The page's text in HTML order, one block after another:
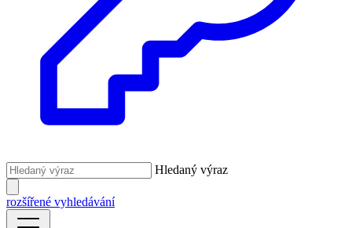
Hledaný výraz
rozšířené vyhledávání